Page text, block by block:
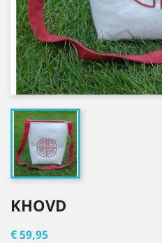
KHOVD
€ 59,95